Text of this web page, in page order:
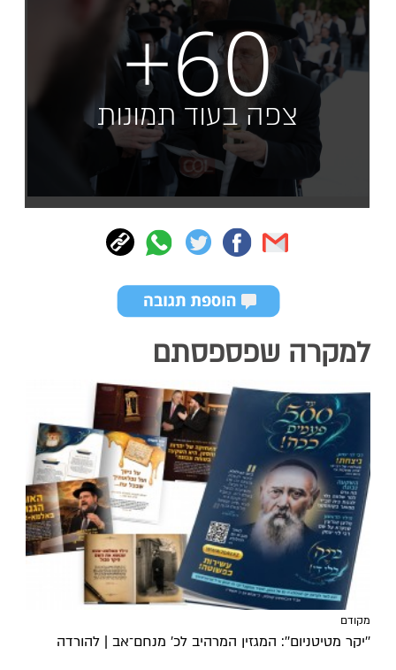
+60
צפה בעוד תמונות
למקרה שפספסתם
מקודם
''יקר מטיטניום'': המגזין המרהיב לכ’ מנחם־אב | להורדה